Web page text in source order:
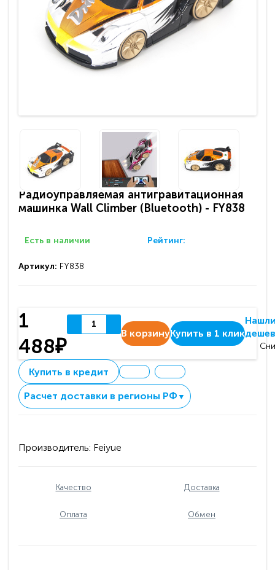
Радиоуправляемая антигравитационная
машинка Wall Climber (Bluetooth) - FY838
Есть в наличии Рейтинг:
Артикул: FY838
1
488₽
В корзинуКупить в 1 клик
Купить в кредит
Расчет доставки в регионы РФ ▼
Производитель: Feiyue
Качество Доставка
Оплата Обмен